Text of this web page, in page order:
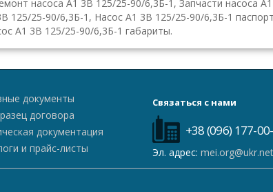
насоса А1 3В 125/25-90/6,3Б-1, Запчасти насоса
125/25-90/6,3Б-1, Насос А1 3В 125/25-90/6,3Б-1
А1 3В 125/25-90/6,3Б-1 габариты.
документы
договора
документация
и прайс-листы
Связаться с нами
+38 (096) 177-
Эл. адрес: mei.org@ukr.net